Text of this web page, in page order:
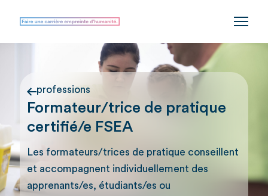
professions
Formateur/trice de pratique
certifié/e FSEA
Les formateurs/trices de pratique conseillent
et accompagnent individuellement des
apprenants/es, étudiants/es ou